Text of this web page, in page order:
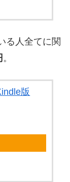
る人全てに関
。
版